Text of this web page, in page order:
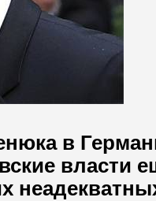
в
власти